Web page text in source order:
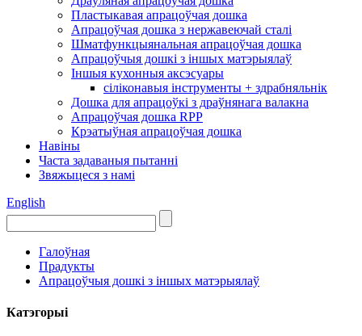
Пластыкавая апрацоўчая дошка
Апрацоўчая дошка з нержавеючай сталі
Шматфункцыянальная апрацоўчая дошка
Апрацоўчыя дошкі з іншых матэрыялаў
Іншыя кухонныя аксэсуары
сіліконавыя інструменты + здрабняльнік
Дошка для апрацоўкі з драўнянага валакна
Апрацоўчая дошка RPP
Крэатыўная апрацоўчая дошка
Навіны
Часта задаваныя пытанні
Звяжыцеся з намі
English
Галоўная
Прадукты
Апрацоўчыя дошкі з іншых матэрыялаў
Катэгорыі